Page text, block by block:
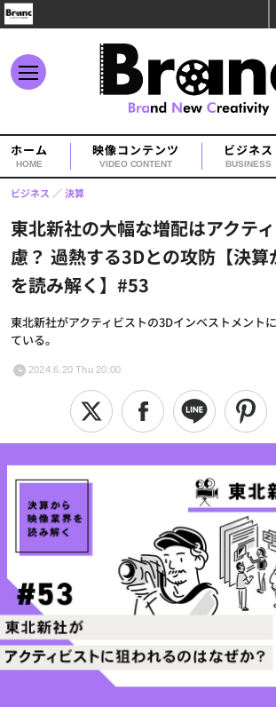
ホーム
HOME
映像コンテンツ
VIDEO CONTENT
ビジネス
BUSINESS
東北新社の大幅な増配はアクテ
慮？ 過熱する3Dとの攻防【決算
を読み解く】#53
東北新社がアクティビストの3Dインベストメント
ている。
ビジネス 決算
2024.6.20 Thu 20:00